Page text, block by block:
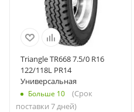
Triangle TR668 7.5/0 R16
122/118L PR14
Универсальная
Больше 10
(Срок
поставки 7 дней)